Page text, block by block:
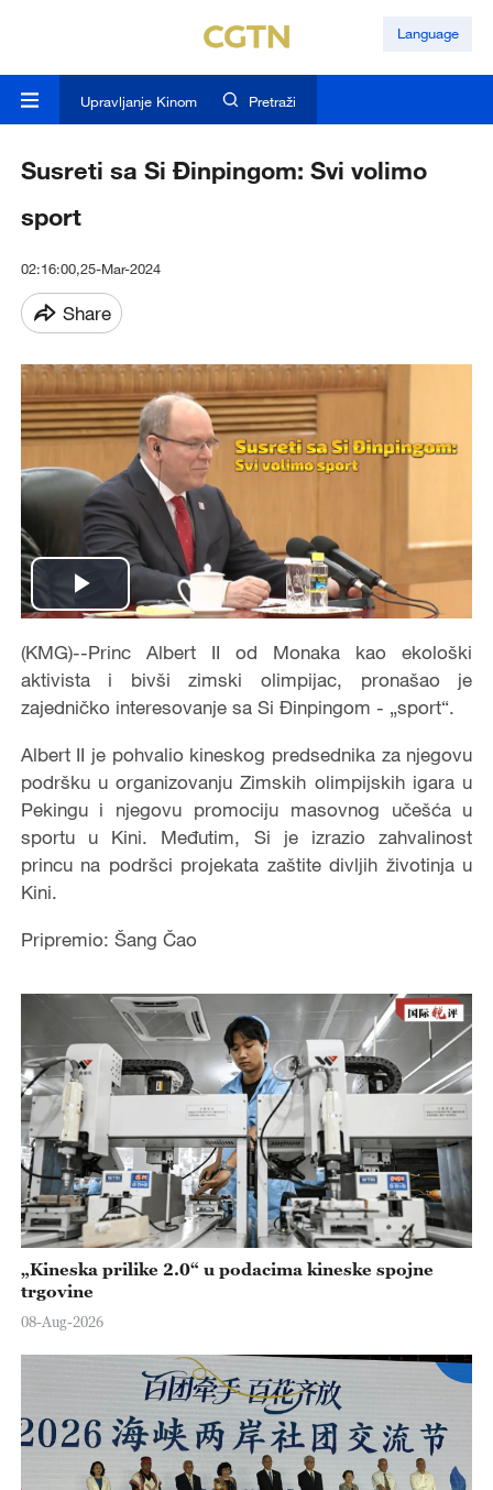
Language
Upravljanje Kinom Pretraži
Susreti sa Si Đinpingom: Svi volimo
sport
02:16:00,25-Mar-2024
Share
Play
Video
(KMG)--Princ Albert II od Monaka kao ekološki
aktivista i bivši zimski olimpijac, pronašao je
zajedničko interesovanje sa Si Đinpingom - „sport“.
Albert II je pohvalio kineskog predsednika za njegovu
podršku u organizovanju Zimskih olimpijskih igara u
Pekingu i njegovu promociju masovnog učešća u
sportu u Kini. Međutim, Si je izrazio zahvalinost
princu na podršci projekata zaštite divljih životinja u
Kini.
Pripremio: Šang Čao
„Kineska prilike 2.0“ u podacima kineske spojne
trgovine
08-Aug-2026